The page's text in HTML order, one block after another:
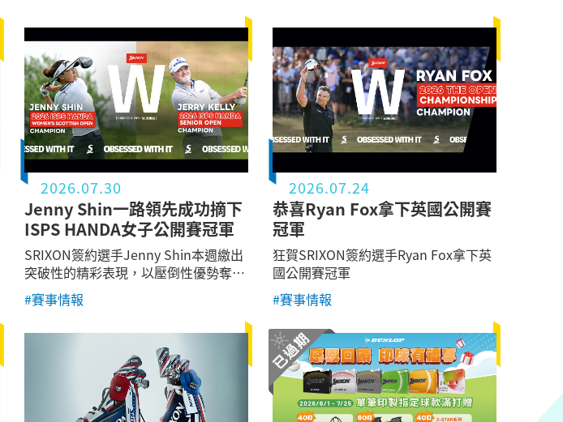
2026.07.30
Jenny Shin一路領先成功摘下
ISPS HANDA女子公開賽冠軍
SRIXON簽約選手Jenny Shin本週繳出
突破性的精彩表現，以壓倒性優勢奪下
ISPS HANDA 女子蘇格蘭公開賽冠軍，
不僅是睽違十年的第二座LPGA巡迴賽
#賽事情報
2026.07.24
恭喜Ryan Fox拿下英國公開賽
冠軍
狂賀SRIXON簽約選手Ryan Fox拿下英
國公開賽冠軍
#賽事情報